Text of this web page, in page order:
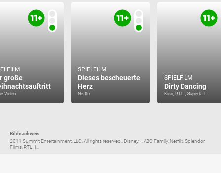
große
Video
SPIELFILM
Dieses bescheuerte
Herz
Netflix
SPIELFILM
Dirty Dancing
Kino, RTL+, SuperRTL
Bildnachweis
2011 Summit Entertainment, LLC. All rights reserved., Disney+, ABC Family, Netflix, Splendor
Films, RTL II...